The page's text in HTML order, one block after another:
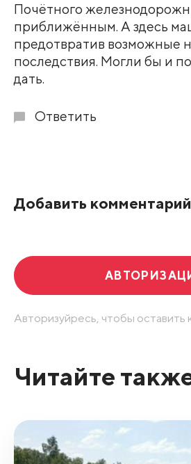
Почётного
приближённым. А здесь
предотвратив возможные
последствия. Могли бы и
дать.
Ответить
Добавить комментарий
Авторизуйресь, чтобы оставить
Читайте